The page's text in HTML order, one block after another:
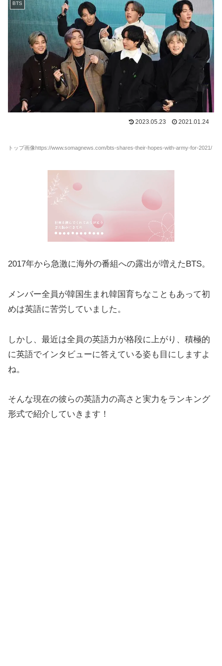
BTS
2023.05.23 2021.01.24
トップ画像https://www.somagnews.com/bts-shares-their-hopes-with-army-for-2021/
2017年から急激に海外の番組への露出が増えたBTS。
メンバー全員が韓国生まれ韓国育ちなこともあって初
めは英語に苦労していました。
しかし、最近は全員の英語力が格段に上がり、積極的
に英語でインタビューに答えている姿も目にしますよ
ね。
そんな現在の彼らの英語力の高さと実力をランキング
形式で紹介していきます！